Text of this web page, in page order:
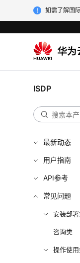
如需了解国
ISDP
最新动态
用户指南
API参考
常见问题
安装部
咨询类
操作使